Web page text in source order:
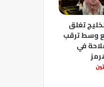
تغلق
وسط ترقب
في